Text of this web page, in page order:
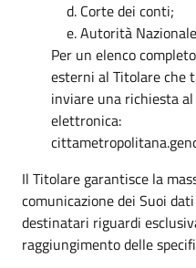
Corte dei conti;
Autorità
Per un elenco
esterni al Titolare che
inviare una richiesta
elettronica:
Il Titolare garantisce la
comunicazione dei Suoi
destinatari riguardi
raggiungimento delle